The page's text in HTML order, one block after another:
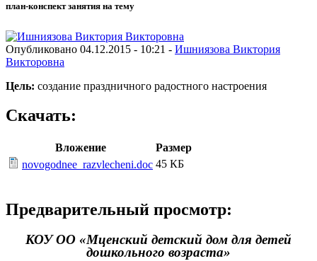
план-конспект занятия на тему
Опубликовано 04.12.2015 - 10:21 - Ишниязова Виктория
Викторовна
Цель: создание праздничного радостного настроения
Скачать:
Вложение
Размер
novogodnee_razvlecheni.doc 45 КБ
Предварительный просмотр:
КОУ ОО «Мценский детский дом для детей
дошкольного возраста»